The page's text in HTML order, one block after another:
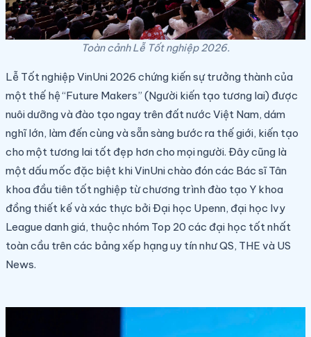
Toàn cảnh Lễ Tốt nghiệp 2026.
Lễ Tốt nghiệp VinUni 2026 chứng kiến sự trưởng thành của
một thế hệ “Future Makers” (Người kiến tạo tương lai) được
nuôi dưỡng và đào tạo ngay trên đất nước Việt Nam, dám
nghĩ lớn, làm đến cùng và sẵn sàng bước ra thế giới, kiến tạo
cho một tương lai tốt đẹp hơn cho mọi người. Đây cũng là
một dấu mốc đặc biệt khi VinUni chào đón các Bác sĩ Tân
khoa đầu tiên tốt nghiệp từ chương trình đào tạo Y khoa
đồng thiết kế và xác thực bởi Đại học Upenn, đại học Ivy
League danh giá, thuộc nhóm Top 20 các đại học tốt nhất
toàn cầu trên các bảng xếp hạng uy tín như QS, THE và US
News.